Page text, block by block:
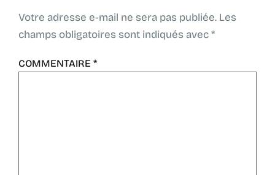
Votre adresse e-mail ne sera pas publiée. Les
champs obligatoires sont indiqués avec*
COMMENTAIRE *